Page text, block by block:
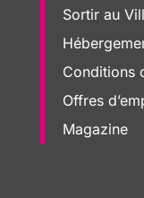
Sortir au
Conditions
Offres
Magazine